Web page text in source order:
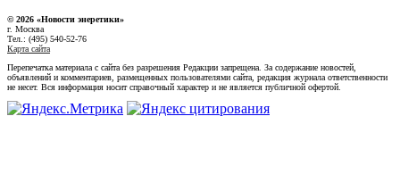
© 2026 «Новости энеретики»
г. Москва
Тел.: (495) 540-52-76
Карта сайта
Перепечатка материала с сайта без разрешения Редакции запрещена. За содержание новостей,
объявлений и комментариев, размещенных пользователями сайта, редакция журнала ответственности
не несет. Вся информация носит справочный характер и не является публичной офертой.